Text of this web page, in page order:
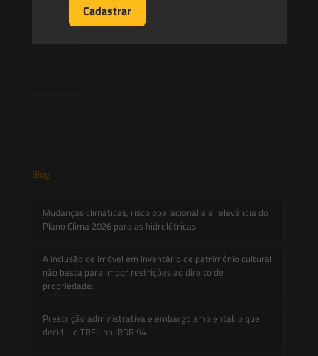
Publicações
Artigos
Blog
Mudanças climáticas, risco operacional e a relevância do
Plano Clima 2026 para as hidrelétricas
A inclusão de imóvel em inventário de patrimônio cultural
não basta para impor restrições ao direito de
propriedade:
Prescrição administrativa e embargo ambiental: o que
decidiu o TRF1 no IRDR 94